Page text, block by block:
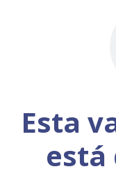
Esta
está